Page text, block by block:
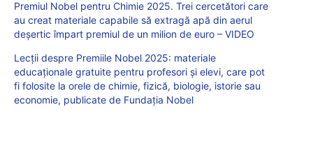
Premiul Nobel pentru Chimie 2025. Trei cercetători care
au creat materiale capabile să extragă apă din aerul
deșertic împart premiul de un milion de euro – VIDEO
Lecții despre Premiile Nobel 2025: materiale
educaționale gratuite pentru profesori și elevi, care pot
fi folosite la orele de chimie, fizică, biologie, istorie sau
economie, publicate de Fundația Nobel